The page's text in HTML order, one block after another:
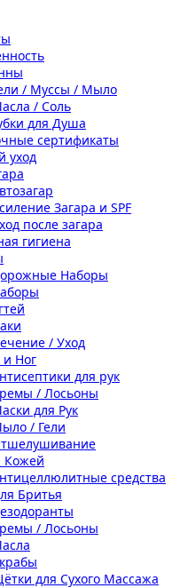
/ Муссы / Мыло
/ Соль
для Душа
сертификаты
уход
Загара и SPF
после загара
гигиена
Наборы
/ Уход
и Ног
для рук
/ Лосьоны
для Рук
/ Гели
Кожей
средства
Бритья
/ Лосьоны
для Сухого Массажа